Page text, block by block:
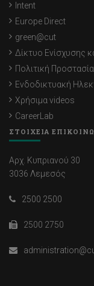
Intent
Europe Direct
green@cut
Δίκτυο Ενίσχυσης
Πολιτική
Ενδοδικτυακή
Χρήσιμα videos
CareerLab
ΣΤΟΙΧΕΙΑ
Αρχ. Κυπριανού 30
3036 Λεμεσός
2500 2500
2500 2750